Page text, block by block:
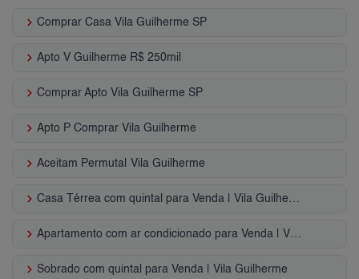
keyboard_arrow_right Comprar Casa Vila Guilherme SP
keyboard_arrow_right Apto V Guilherme R$ 250mil
keyboard_arrow_right Comprar Apto Vila Guilherme SP
keyboard_arrow_right Apto P Comprar Vila Guilherme
keyboard_arrow_right Aceitam Permuta| Vila Guilherme
keyboard_arrow_right Casa Térrea com quintal para Venda | Vila Guilherme
keyboard_arrow_right Apartamento com ar condicionado para Venda | Vila Guilherme
keyboard_arrow_right Sobrado com quintal para Venda | Vila Guilherme